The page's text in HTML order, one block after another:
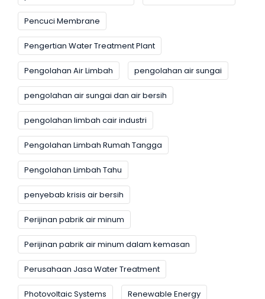
Pencuci Membrane
Pengertian Water Treatment Plant
Pengolahan Air Limbah pengolahan air sungai
pengolahan air sungai dan air bersih
pengolahan limbah cair industri
Pengolahan Limbah Rumah Tangga
Pengolahan Limbah Tahu
penyebab krisis air bersih
Perijinan pabrik air minum
Perijinan pabrik air minum dalam kemasan
Perusahaan Jasa Water Treatment
Photovoltaic Systems Renewable Energy